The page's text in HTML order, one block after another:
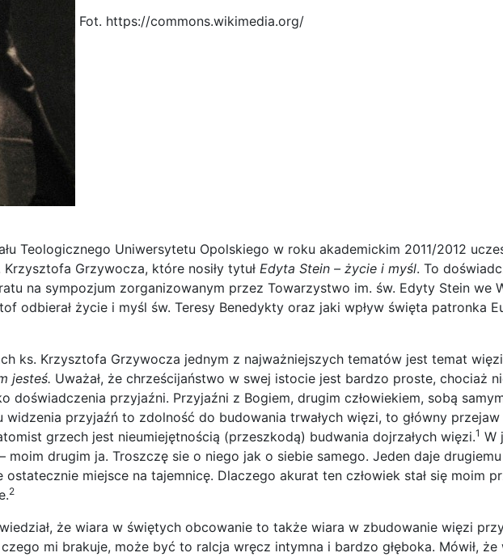
Fot. https://commons.wikimedia.org/
Teologicznego Uniwersytetu Opolskiego w roku akademickim 2011/2012
Grzywocza, które nosiły tytuł Edyta Stein – życie i myśl. To
na sympozjum zorganizowanym przez Towarzystwo im. św. Edyty Stein we
odbierał życie i myśl św. Teresy Benedykty oraz jaki wpływ święta patronka
ks. Krzysztofa Grzywocza jednym z najważniejszych tematów jest temat
jesteś. Uważał, że chrześcijaństwo w swej istocie jest bardzo proste, chociaż
doświadczenia przyjaźni. Przyjaźni z Bogiem, drugim człowiekiem, sobą
przyjaźń to zdolność do budowania trwałych więzi, to główny
grzech jest nieumiejętnością (przeszkodą) budwania dojrzałych więzi.1 W
moim drugim ja. Troszczę sie o niego jak o siebie samego. Jeden daje
miejsce na tajemnicę. Dlaczego akurat ten człowiek stał się moim
2
że wiara w świętych obcowanie to także wiara w zbudowanie więzi
mi brakuje, może być to ralcja wręcz intymna i bardzo głęboka. Mówił,